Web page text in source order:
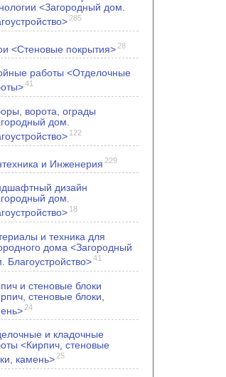
<Загородный дом.
285
<Стеновые покрытия> 28
работы <Отделочные
41
ворота, ограды
дом.
122
и Инженерия 229
дизайн
дом.
18
и техника для
дома <Загородный
Благоустройство>41
и стеновые блоки
стеновые блоки,
24
и кладочные
<Кирпич, стеновые
камень> 25